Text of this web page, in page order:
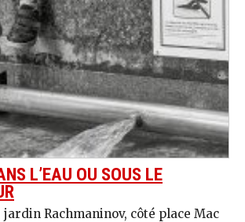
L’EAU OU SOUS LE
jardin Rachmaninov, côté place Mac